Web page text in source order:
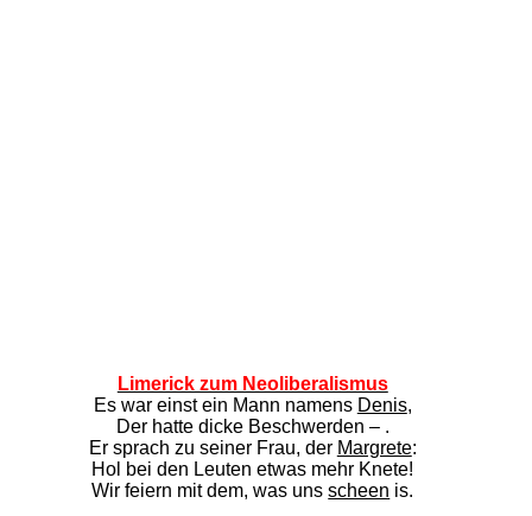
Limerick zum Neoliberalismus
Es war einst ein Mann namens Denis,
Der hatte dicke Beschwerden – .
Er sprach zu seiner Frau, der Margrete:
Hol bei den Leuten etwas mehr Knete!
Wir feiern mit dem, was unsscheen is.